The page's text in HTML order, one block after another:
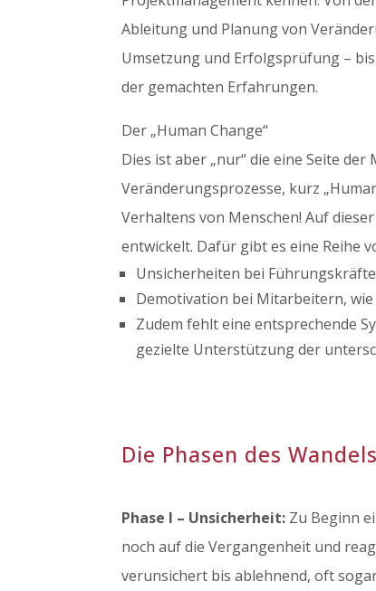
Ableitung und Planung von
Umsetzung und Erfolgsprüfung –
der gemachten Erfahrungen.
Der „Human Change“
Dies ist aber „nur“ die eine Seite
Veränderungsprozesse, kurz
Verhaltens von Menschen! Auf
entwickelt. Dafür gibt es eine Reihe
Unsicherheiten bei
Demotivation bei Mitarbeitern,
Zudem fehlt eine entsprechende
gezielte Unterstützung der
Die Phasen des Wandels
Phase I – Unsicherheit: Zu Beginn
noch auf die Vergangenheit und
verunsichert bis ablehnend, oft